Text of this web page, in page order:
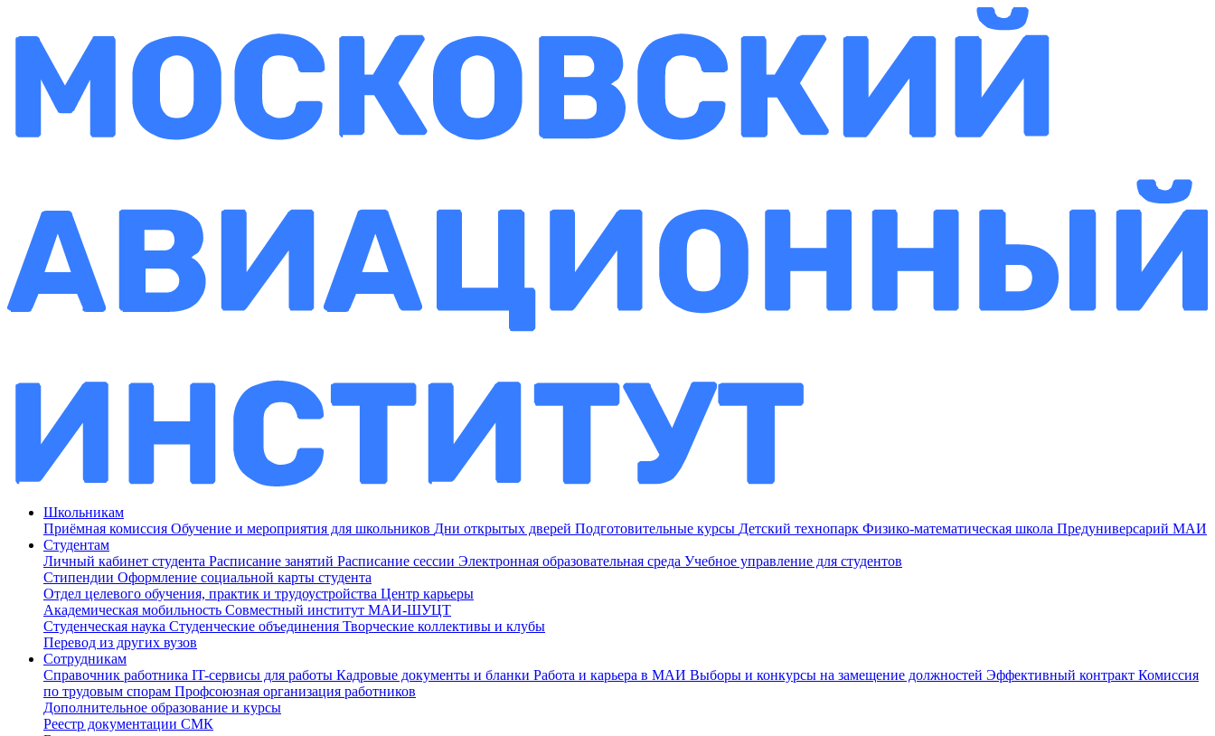
Школьникам
Приёмная комиссия Обучение и мероприятия для школьников Дни открытых дверей Подготовительные курсы Детский технопарк Физико-математическая школа Предуниверсарий МАИ
Студентам
Личный кабинет студента Расписание занятий Расписание сессии Электронная образовательная среда Учебное управление для студентов
Стипендии Оформление социальной карты студента
Отдел целевого обучения, практик и трудоустройства Центр карьеры
Академическая мобильность Совместный институт МАИ-ШУЦТ
Студенческая наука Студенческие объединения Творческие коллективы и клубы
Перевод из других вузов
Сотрудникам
Cправочник работника IT-сервисы для работы Кадровые документы и бланки Работа и карьера в МАИ Выборы и конкурсы на замещение должностей Эффективный контракт Комиссия
по трудовым спорам Профсоюзная организация работников
Дополнительное образование и курсы
Реестр документации СМК